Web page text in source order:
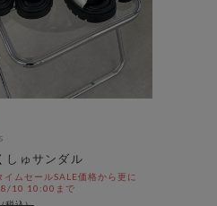
しゅサンダル
イムセールSALE価格から更に
8/10 10:00まで